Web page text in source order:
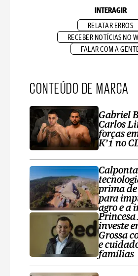
INTERAGIR
RELATAR ERROS
RECEBER NOTÍCIAS NO
FALAR COM A
CONTEÚDO DE MARCA
Gabriel
Carlos
forças
K’1 no
prima
para
agro e a
Princesa
investe
Grossa
e
famílias